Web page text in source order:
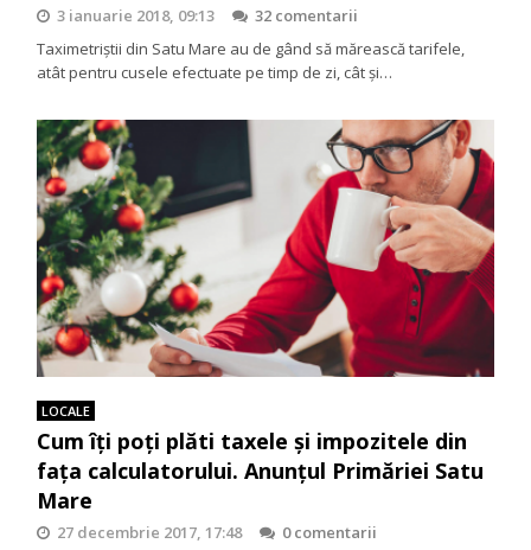
3 ianuarie 2018, 09:13
32 comentarii
Taximetriștii din Satu Mare au de gând să mărească tarifele,
atât pentru cusele efectuate pe timp de zi, cât și…
LOCALE
Cum îţi poţi plăti taxele şi impozitele din
faţa calculatorului. Anunțul Primăriei Satu
Mare
27 decembrie 2017, 17:48
0 comentarii